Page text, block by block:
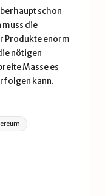
schon
muss die
Produkte enorm
nötigen
Masse es
kann.